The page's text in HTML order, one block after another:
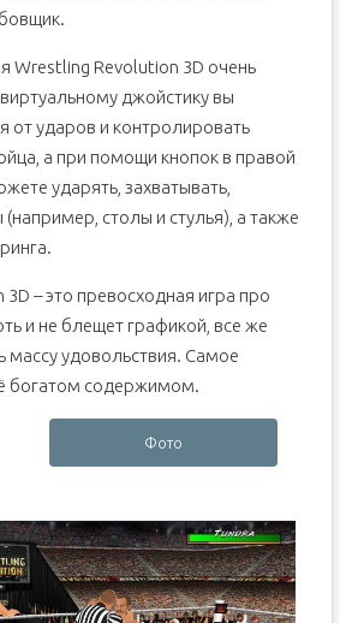
Wrestling Revolution 3D очень
джойстику вы
от ударов и контролировать
а при помощи кнопок в правой
ударять, захватывать,
столы и стулья), а также
– это превосходная игра про
и не блещет графикой, все же
массу удовольствия. Самое
богатом содержимом.
Фото